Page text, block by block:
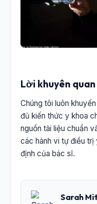
Lời khuyên
Chúng tôi luôn
đủ kiến thức y khoa
nguồn tài liệu chuẩn
các hành vi tự điều
định của bác sĩ.
Sarah